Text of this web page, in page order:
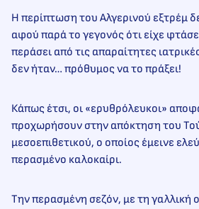
Η περίπτωση του Αλγερινού εξτρέμ
αφού παρά το γεγονός ότι είχε
περάσει από τις απαραίτητες
δεν ήταν… πρόθυμος να το πράξει!
Κάπως έτσι, οι «ερυθρόλευκοι»
προχωρήσουν στην απόκτηση του
μεσοεπιθετικού, ο οποίος έμεινε
περασμένο καλοκαίρι.
Την περασμένη σεζόν, με τη γαλλική